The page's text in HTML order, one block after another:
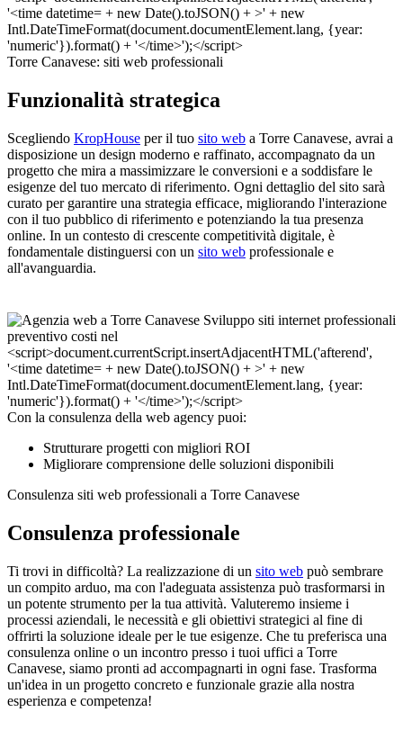
Torre Canavese: siti web professionali
Funzionalità strategica
Scegliendo KropHouse per il tuo sito web a Torre Canavese, avrai a
disposizione un design moderno e raffinato, accompagnato da un
progetto che mira a massimizzare le conversioni e a soddisfare le
esigenze del tuo mercato di riferimento. Ogni dettaglio del sito sarà
curato per garantire una strategia efficace, migliorando l'interazione
con il tuo pubblico di riferimento e potenziando la tua presenza
online. In un contesto di crescente competitività digitale, è
fondamentale distinguersi con un sito web professionale e
all'avanguardia.
Con la consulenza della web agency puoi:
Strutturare progetti con migliori ROI
Migliorare comprensione delle soluzioni disponibili
Consulenza siti web professionali a Torre Canavese
Consulenza professionale
Ti trovi in difficoltà? La realizzazione di un sito web può sembrare
un compito arduo, ma con l'adeguata assistenza può trasformarsi in
un potente strumento per la tua attività. Valuteremo insieme i
processi aziendali, le necessità e gli obiettivi strategici al fine di
offrirti la soluzione ideale per le tue esigenze. Che tu preferisca una
consulenza online o un incontro presso i tuoi uffici a Torre
Canavese, siamo pronti ad accompagnarti in ogni fase. Trasforma
un'idea in un progetto concreto e funzionale grazie alla nostra
esperienza e competenza!